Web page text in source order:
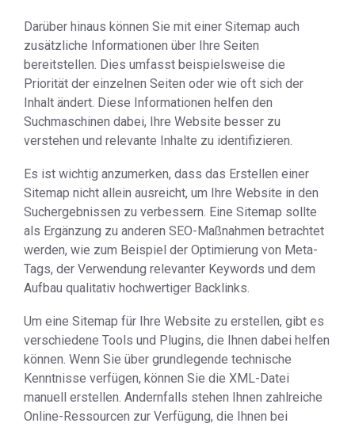
Darüber hinaus können Sie mit einer Sitemap auch
zusätzliche Informationen über Ihre Seiten
bereitstellen. Dies umfasst beispielsweise die
Priorität der einzelnen Seiten oder wie oft sich der
Inhalt ändert. Diese Informationen helfen den
Suchmaschinen dabei, Ihre Website besser zu
verstehen und relevante Inhalte zu identifizieren.
Es ist wichtig anzumerken, dass das Erstellen einer
Sitemap nicht allein ausreicht, um Ihre Website in den
Suchergebnissen zu verbessern. Eine Sitemap sollte
als Ergänzung zu anderen SEO-Maßnahmen betrachtet
werden, wie zum Beispiel der Optimierung von Meta-
Tags, der Verwendung relevanter Keywords und dem
Aufbau qualitativ hochwertiger Backlinks.
Um eine Sitemap für Ihre Website zu erstellen, gibt es
verschiedene Tools und Plugins, die Ihnen dabei helfen
können. Wenn Sie über grundlegende technische
Kenntnisse verfügen, können Sie die XML-Datei
manuell erstellen. Andernfalls stehen Ihnen zahlreiche
Online-Ressourcen zur Verfügung, die Ihnen bei